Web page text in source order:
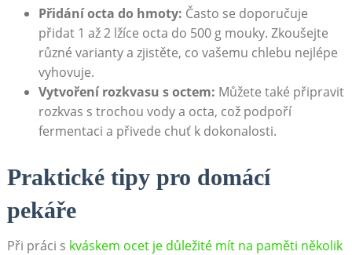
Přidání octa do hmoty: ‍Často⁢ se ⁢doporučuje
přidat 1 ​až 2 lžíce ⁣octa​ do 500 g mouky. Zkoušejte
různé varianty ‍a⁣ zjistěte, co vašemu chlebu nejlépe
vyhovuje.
Vytvoření rozkvasu s⁢ octem: Můžete také připravit
rozkvas s trochou vody a octa, což podpoří
fermentaci a ​přivede chuť k dokonalosti.
Praktické tipy pro domácí
pekáře
Při ⁤práci s ⁣ kváskem ocet je důležité mít na paměti‌ několik